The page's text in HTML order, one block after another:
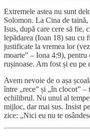
Extremele astea nu sunt
Solomon. La Cina de
Isus, după care cere să fie,
lepădarea (Ioan 18) sau cu
justificate la vremea lor
moarte” – Iona 4:9), pentru
rușinoase. Am fost și eu pe
Avem nevoie de o așa
între „rece” și „în clocot”
echilibrul. Nu unul al
mijloc, dar mai sus. Insist
zice: „Nici eu nu te